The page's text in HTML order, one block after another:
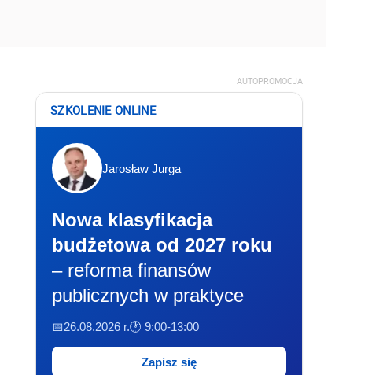
AUTOPROMOCJA
SZKOLENIE ONLINE
Jarosław Jurga
Nowa klasyfikacja
budżetowa od 2027 roku
– reforma finansów
publicznych w praktyce
📅26.08.2026 r.🕐 9:00-13:00
Zapisz się